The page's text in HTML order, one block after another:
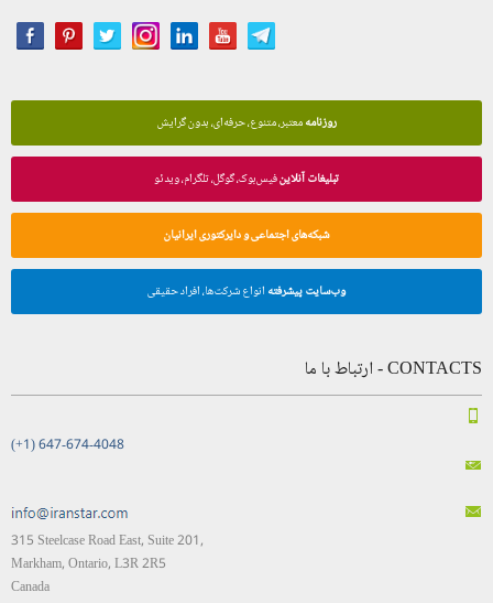
روزنامهمعتبر، متنوع، حرفه‌ای، بدون گرایش
تبلیغات آنلاینفیس‌بوک، گوگل، تلگرام، ویدئو
شبکه‌های اجتماعی و دایرکتوری ایرانیان
وب‌سایت پیشرفته انواع شرکت‌ها، افراد حقیقی
CONTACTS - ارتباط با ما
(+1) 647-674-4048
315 Steelcase Road East, Suite 201,
Markham, Ontario, L3R 2R5
Canada